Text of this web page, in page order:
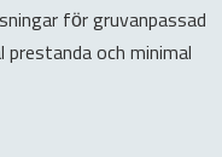
för gruvanpassad
och minimal